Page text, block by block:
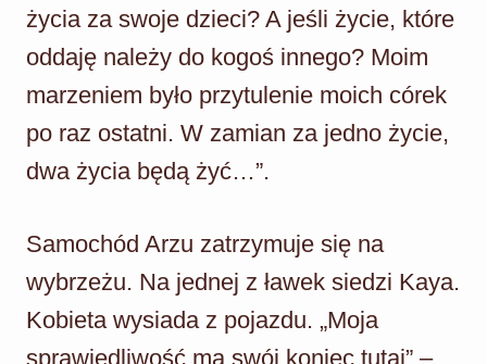
życia za swoje dzieci? A jeśli życie, które
oddaję należy do kogoś innego? Moim
marzeniem było przytulenie moich córek
po raz ostatni. W zamian za jedno życie,
dwa życia będą żyć…”.
Samochód Arzu zatrzymuje się na
wybrzeżu. Na jednej z ławek siedzi Kaya.
Kobieta wysiada z pojazdu. „Moja
sprawiedliwość ma swój koniec tutaj” –